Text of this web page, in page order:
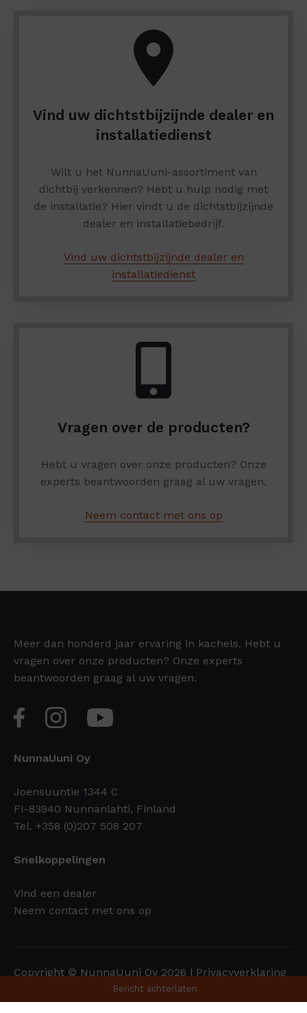
Vind uw dichtstbijzijnde dealer en
installatiedienst
Wilt u het NunnaUuni-assortiment van
dichtbij verkennen? Hebt u hulp nodig met
de installatie? Hier vindt u de dichtstbijzijnde
dealer en installatiebedrijf.
Vind uw dichtstbijzijnde dealer en
installatiedienst
Vragen over de producten?
Hebt u vragen over onze producten? Onze
experts beantwoorden graag al uw vragen.
Neem contact met ons op
Meer dan honderd jaar ervaring in kachels. Hebt u
vragen over onze producten? Onze experts
beantwoorden graag al uw vragen.
NunnaUuni Oy
Joensuuntie 1344 C
FI-83940 Nunnanlahti, Finland
Tel. +358 (0)207 508 207
Snelkoppelingen
Vind een dealer
Neem contact met ons op
Copyright © NunnaUuni Oy 2026 | Privacyverklaring
Bericht achterlaten